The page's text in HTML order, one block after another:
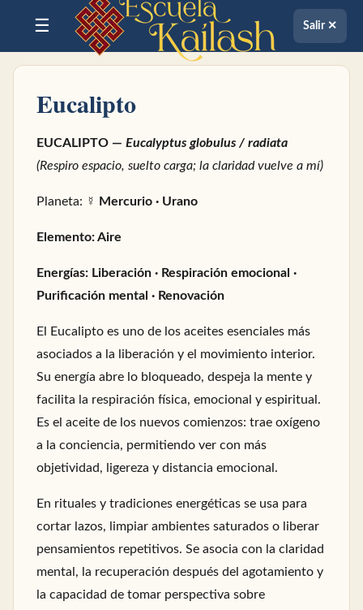
☰ Salir ✕
Eucalipto
EUCALIPTO — Eucalyptus globulus / radiata
(Respiro espacio, suelto carga; la claridad vuelve a mí)
Planeta: ☿ Mercurio · Urano
Elemento: Aire
Energías: Liberación · Respiración emocional ·
Purificación mental · Renovación
El Eucalipto es uno de los aceites esenciales más
asociados a la liberación y el movimiento interior.
Su energía abre lo bloqueado, despeja la mente y
facilita la respiración física, emocional y espiritual.
Es el aceite de los nuevos comienzos: trae oxígeno
a la conciencia, permitiendo ver con más
objetividad, ligereza y distancia emocional.
En rituales y tradiciones energéticas se usa para
cortar lazos, limpiar ambientes saturados o liberar
pensamientos repetitivos. Se asocia con la claridad
mental, la recuperación después del agotamiento y
la capacidad de tomar perspectiva sobre